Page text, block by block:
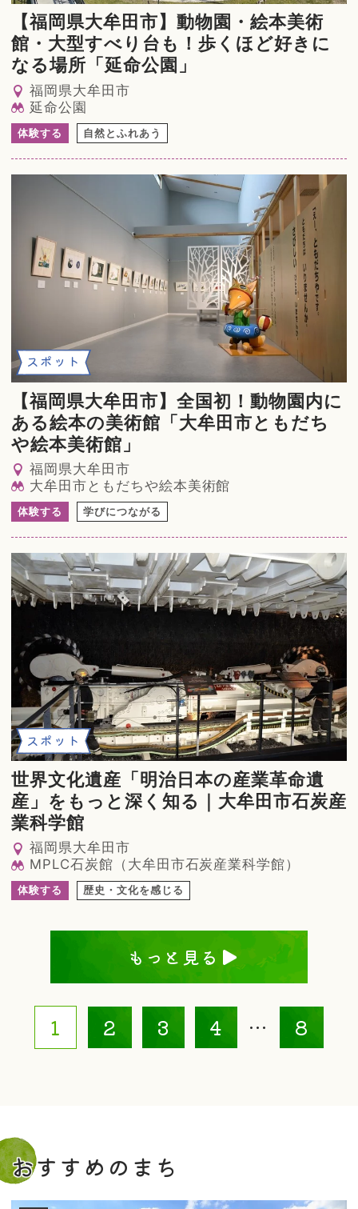
【福岡県大牟田市】動物園・絵本美術
館・大型すべり台も！歩くほど好きに
なる場所「延命公園」
福岡県大牟田市
延命公園
体験する 自然とふれあう
スポット
【福岡県大牟田市】全国初！動物園内に
ある絵本の美術館「大牟田市ともだち
や絵本美術館」
福岡県大牟田市
大牟田市ともだちや絵本美術館
体験する 学びにつながる
スポット
世界文化遺産「明治日本の産業革命遺
産」をもっと深く知る｜大牟田市石炭産
業科学館
福岡県大牟田市
MPLC石炭館（大牟田市石炭産業科学館）
体験する 歴史・文化を感じる
もっと見る
1 2 3 4 … 8
おすすめのまち